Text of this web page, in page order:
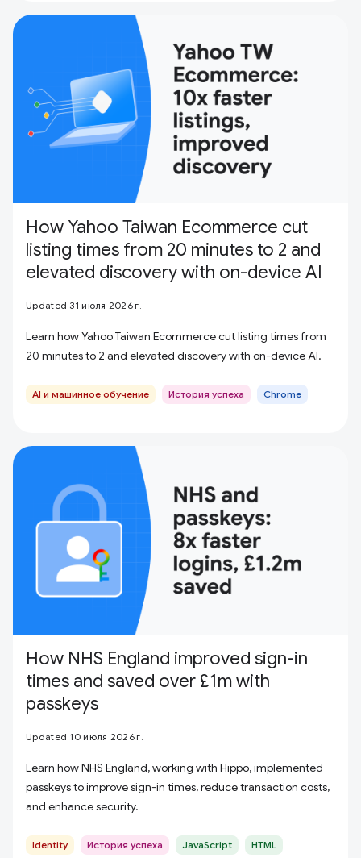
How Yahoo Taiwan Ecommerce cut
listing times from 20 minutes to 2 and
elevated discovery with on-device AI
Updated 31 июля 2026 г.
Learn how Yahoo Taiwan Ecommerce cut listing times from
20 minutes to 2 and elevated discovery with on-device AI.
AI и машинное обучение История успеха Chrome
How NHS England improved sign-in
times and saved over £1m with
passkeys
Updated 10 июля 2026 г.
Learn how NHS England, working with Hippo, implemented
passkeys to improve sign-in times, reduce transaction costs,
and enhance security.
Identity История успеха JavaScript HTML